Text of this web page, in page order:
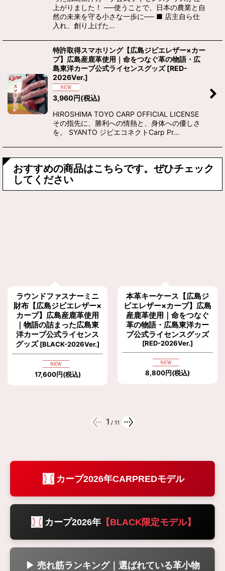
上がりました！ ──使うことで、日本の農業と自
然の未来を守る小さな一歩に── ■ 店主自ら仕
入れ、創り上げた…
特許取得スマホリング【広島ジビエレザー×カー
プ】広島産鹿革使用｜命をつなぐ革の物語・広
島東洋カープ公式ライセンスグッズ [RED-
2026Ver.]
3,960円(税込)
HIROSHIMA TOYO CARP OFFICIAL LICENSE
その指先に、勝利への情熱と、身体への優しさ
を。 SYANTO ジビエコネクトCarp Pr…
おすすめの商品はこちらです。ぜひチェック
してください
ラウンドファスナーミニ
財布【広島ジビエレザー×
カープ】広島産鹿革使用
｜物語の詰まった広島東
洋カープ公式ライセンス
グッズ [BLACK-2026Ver.]
17,600円(税込)
本革キーケース【広島ジ
ビエレザー×カープ】広島
産鹿革使用｜命をつなぐ
革の物語・広島東洋カー
プ公式ライセンスグッズ
[RED-2026Ver.]
8,800円(税込)
1 / 11
カープ2026年CARPREDモデル
カープ2026年【BLACK限定モデル】
▶ 売れ筋ランキング｜選ばれている革小物